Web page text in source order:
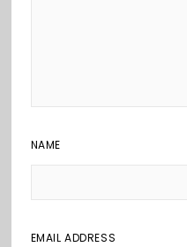
NAME
EMAIL ADDRESS